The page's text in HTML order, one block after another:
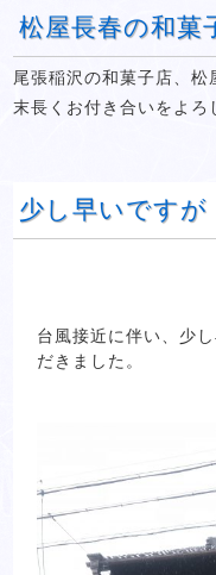
松屋長春の和菓
尾張稲沢の和菓子店、松
末長くお付き合いをよろ
少し早いですが
台風接近に伴い、少
だきました。